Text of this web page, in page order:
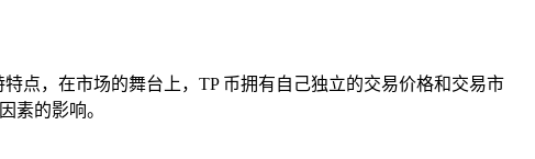
点，在市场的舞台上，TP 币拥有自己独立的交易价格和交易市
素的影响。